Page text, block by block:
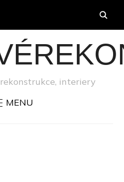
interiery
MENU